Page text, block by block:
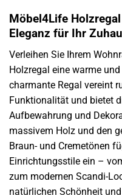
Möbel4Life
Eleganz für Ihr
Verleihen Sie Ihrem
Holzregal eine warme
charmante Regal vereint
Funktionalität und bietet
Aufbewahrung und
massivem Holz und den
Braun- und Cremetönen
Einrichtungsstile ein –
zum modernen Scandi-
natürlichen Schönheit